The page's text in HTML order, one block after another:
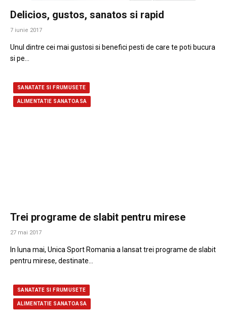
Delicios, gustos, sanatos si rapid
7 iunie 2017
Unul dintre cei mai gustosi si benefici pesti de care te poti bucura
si pe…
SANATATE SI FRUMUSETE
ALIMENTATIE SANATOASA
Trei programe de slabit pentru mirese
27 mai 2017
In luna mai, Unica Sport Romania a lansat trei programe de slabit
pentru mirese, destinate…
SANATATE SI FRUMUSETE
ALIMENTATIE SANATOASA